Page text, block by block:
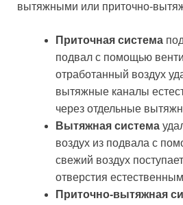
вытяжными или приточно-
Приточная система
подвал с помощью
отработанный воздух
вытяжные каналы
через отдельные
Вытяжная система
воздух из подвала с
свежий воздух
отверстия
Приточно-вытяжная